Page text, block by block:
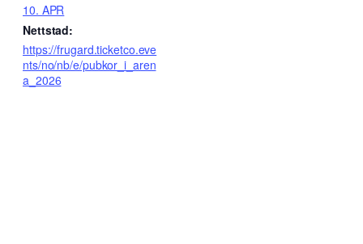
10. APR
Nettstad:
https://frugard.ticketco.eve
nts/no/nb/e/pubkor_i_aren
a_2026